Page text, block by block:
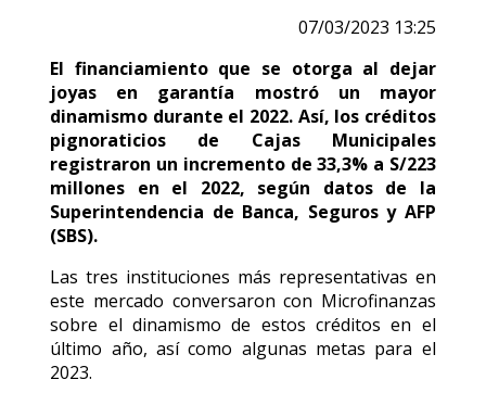
07/03/2023 13:25
El financiamiento que se otorga al dejar
joyas en garantía mostró un mayor
dinamismo durante el 2022. Así, los créditos
pignoraticios de Cajas Municipales
registraron un incremento de 33,3% a S/223
millones en el 2022, según datos de la
Superintendencia de Banca, Seguros y AFP
(SBS).
Las tres instituciones más representativas en
este mercado conversaron con Microfinanzas
sobre el dinamismo de estos créditos en el
último año, así como algunas metas para el
2023.